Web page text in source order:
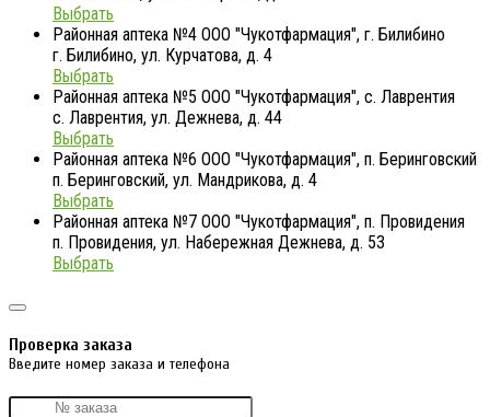
Выбрать
Районная аптека №4 ООО "Чукотфармация", г. Билибино
г. Билибино, ул. Курчатова, д. 4
Выбрать
Районная аптека №5 ООО "Чукотфармация", с. Лаврентия
с. Лаврентия, ул. Дежнева, д. 44
Выбрать
Районная аптека №6 ООО "Чукотфармация", п. Беринговский
п. Беринговский, ул. Мандрикова, д. 4
Выбрать
Районная аптека №7 ООО "Чукотфармация", п. Провидения
п. Провидения, ул. Набережная Дежнева, д. 53
Выбрать
Проверка заказа
Введите номер заказа и телефона